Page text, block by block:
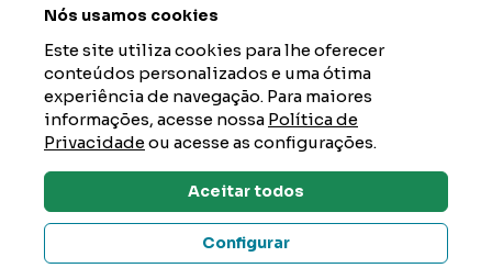
Dúvidas? Tire Aqui
Nós usamos cookies
Este site utiliza cookies para lhe oferecer
conteúdos personalizados e uma ótima
experiência de navegação. Para maiores
informações, acesse nossa Política de
Privacidadeou acesse as configurações.
Aceitar todos
Configurar